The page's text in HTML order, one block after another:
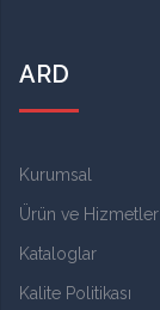
ARD
Kurumsal
Ürün ve Hizmetler
Kataloglar
Kalite Politikası